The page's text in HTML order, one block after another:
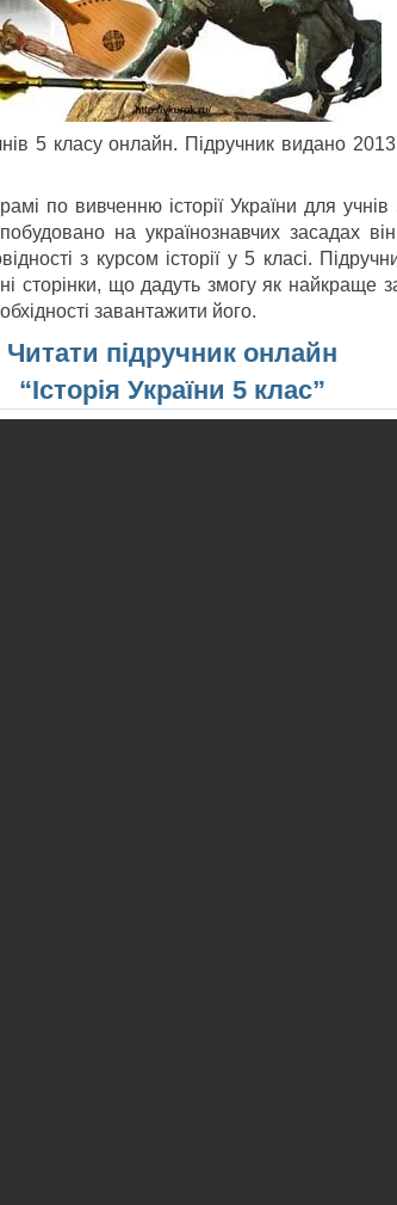
5 класу онлайн. Підручник видано
по вивченню історії України для
на українознавчих засадах
з курсом історії у 5 класі.
сторінки, що дадуть змогу як найкраще
завантажити його.
Читати підручник онлайн
“Історія України 5 клас”